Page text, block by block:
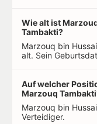
Wie alt ist
Tambakti?
Marzouq bin
alt. Sein
Auf welcher
Marzouq
Marzouq bin
Verteidiger.